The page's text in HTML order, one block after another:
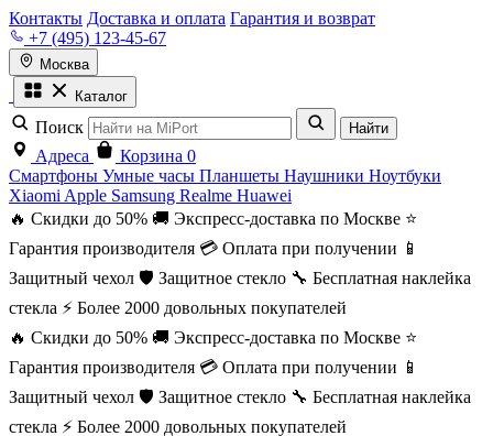
Контакты Доставка и оплата Гарантия и возврат
+7 (495) 123-45-67
Москва
Каталог
Поиск Найти
Адреса Корзина 0
Смартфоны Умные часы Планшеты Наушники Ноутбуки
Xiaomi Apple Samsung Realme Huawei
🔥 Скидки до 50% 🚚 Экспресс-доставка по Москве ⭐
Гарантия производителя 💳 Оплата при получении 📱
Защитный чехол 🛡️ Защитное стекло 🔧 Бесплатная наклейка
стекла ⚡ Более 2000 довольных покупателей
🔥 Скидки до 50% 🚚 Экспресс-доставка по Москве ⭐
Гарантия производителя 💳 Оплата при получении 📱
Защитный чехол 🛡️ Защитное стекло 🔧 Бесплатная наклейка
стекла ⚡ Более 2000 довольных покупателей